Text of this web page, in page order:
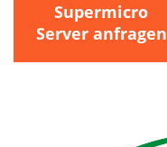
Supermicro
Server anfragen